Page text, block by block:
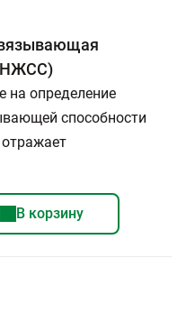
(НЖСС)
на определение
способности
В корзину